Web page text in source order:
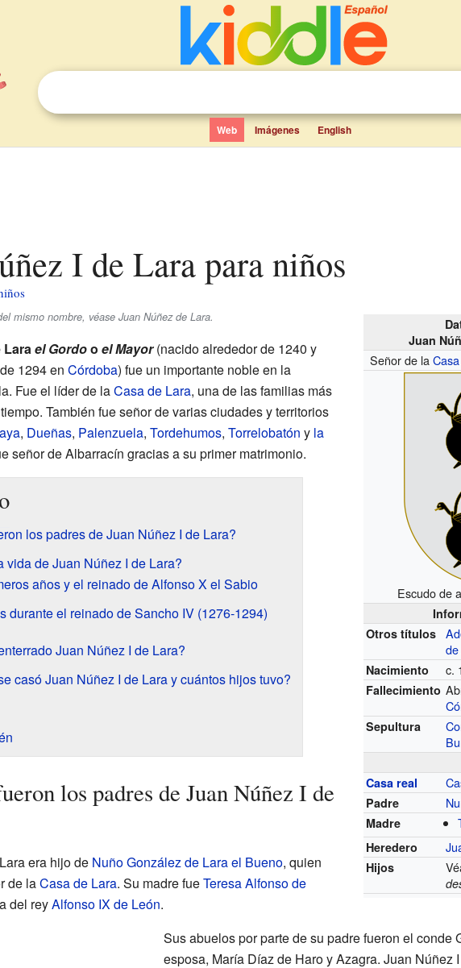
Web Imágenes English
I de Lara para niños
Juan
Señor de la
Escudo de
Otros títulos
Nacimiento c.
Fallecimiento
Sepultura
Casa real
Padre
Madre
Heredero
Hijos
mismo nombre, véase Juan Núñez de Lara.
Larael Gordoo el Mayor(nacido alrededor de 1240 y
1294 en Córdoba) fue un importante noble en la
Fue el líder de laCasa de Lara, una de las familias más
También fue señor de varias ciudades y territorios
, Dueñas, Palenzuela, Tordehumos, Torrelobatón y la
señor de Albarracín gracias a su primer matrimonio.
los padres de Juan Núñez I de Lara?
vida de Juan Núñez I de Lara?
años y el reinado de Alfonso X el Sabio
durante el reinado de Sancho IV (1276-1294)
Juan Núñez I de Lara?
casó Juan Núñez I de Lara y cuántos hijos tuvo?
los padres de Juan Núñez I de
era hijo de Nuño González de Lara el Bueno, quien
de laCasa de Lara. Su madre fueTeresa Alfonso de
del reyAlfonso IX de León.
Sus abuelos por parte de su padre fueron el conde
esposa, María Díaz de Haro y Azagra. Juan Núñez